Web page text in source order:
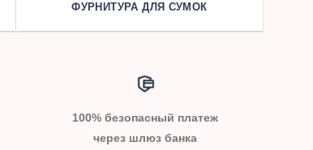
ФУРНИТУРА ДЛЯ СУМОК
100% безопасный платеж
через шлюз банка